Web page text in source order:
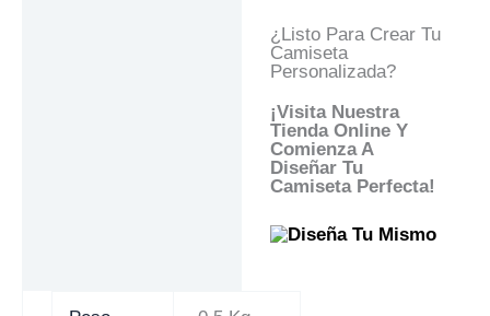
¿Listo Para Crear Tu
Camiseta
Personalizada?
¡Visita Nuestra
Tienda Online Y
Comienza A
Diseñar Tu
Camiseta Perfecta!